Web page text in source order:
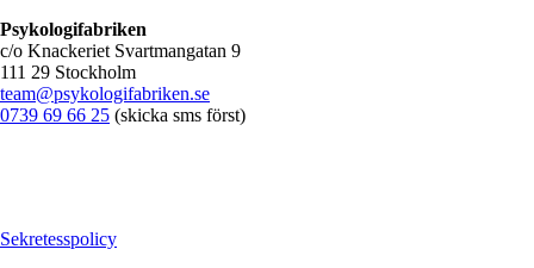
Psykologifabriken
c/o Knackeriet Svartmangatan 9
111 29 Stockholm
team@psykologifabriken.se
0739 69 66 25 (skicka sms först)
Sekretesspolicy